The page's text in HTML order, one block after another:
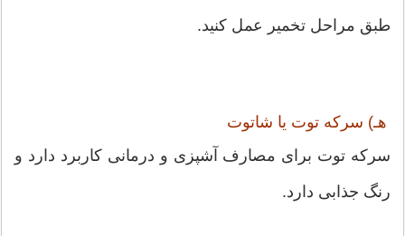
طبق مراحل تخمیر عمل کنید.
هـ) سرکه توت یا شاتوت
سرکه توت برای مصارف آشپزی و درمانی کاربرد دارد و
رنگ جذابی دارد.